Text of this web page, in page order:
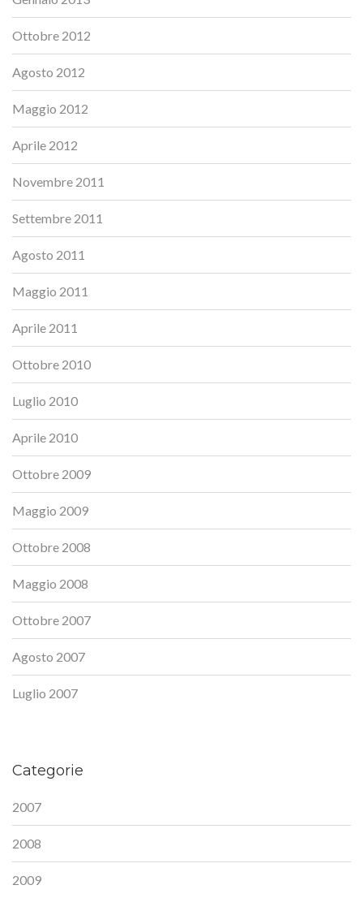
Ottobre 2012
Agosto 2012
Maggio 2012
Aprile 2012
Novembre 2011
Settembre 2011
Agosto 2011
Maggio 2011
Aprile 2011
Ottobre 2010
Luglio 2010
Aprile 2010
Ottobre 2009
Maggio 2009
Ottobre 2008
Maggio 2008
Ottobre 2007
Agosto 2007
Luglio 2007
Categorie
2007
2008
2009